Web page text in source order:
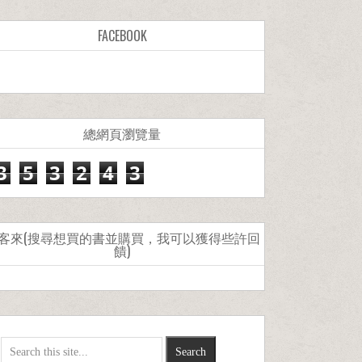
FACEBOOK
總網頁瀏覽量
5 3 2 4 3
來(搜尋想買的書並購買，我可以獲得些許回
饋)